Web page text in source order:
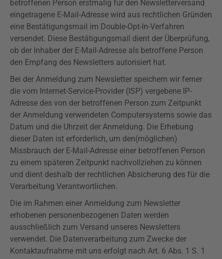
betroffenen Person erstmalig für den Newsletterversand
eingetragene E-Mail-Adresse wird aus rechtlichen Gründen
eine Bestätigungsmail im Double-Opt-In-Verfahren
versendet. Diese Bestätigungsmail dient der Überprüfung,
ob der Inhaber der E-Mail-Adresse als betroffene Person
den Empfang des Newsletters autorisiert hat.
Bei der Anmeldung zum Newsletter speichern wir ferner
die vom Internet-Service-Provider (ISP) vergebene IP-
Adresse des von der betroffenen Person zum Zeitpunkt
der Anmeldung verwendeten Computersystems sowie das
Datum und die Uhrzeit der Anmeldung. Die Erhebung
dieser Daten ist erforderlich, um den(möglichen)
Missbrauch der E-Mail-Adresse einer betroffenen Person
zu einem späteren Zeitpunkt nachvollziehen zu können
und dient deshalb der rechtlichen Absicherung des für die
Verarbeitung Verantwortlichen.
Die im Rahmen einer Anmeldung zum Newsletter
erhobenen personenbezogenen Daten werden
ausschließlich zum Versand unseres Newsletters
verwendet. Die Datenverarbeitung zum Zwecke der
Kontaktaufnahme mit uns erfolgt nach Art. 6 Abs. 1 S. 1